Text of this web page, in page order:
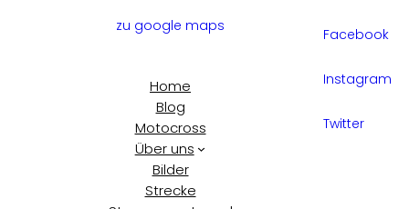
zu google maps
Home
Blog
Motocross
Über uns
Bilder
Strecke
Facebook
Instagram
Twitter